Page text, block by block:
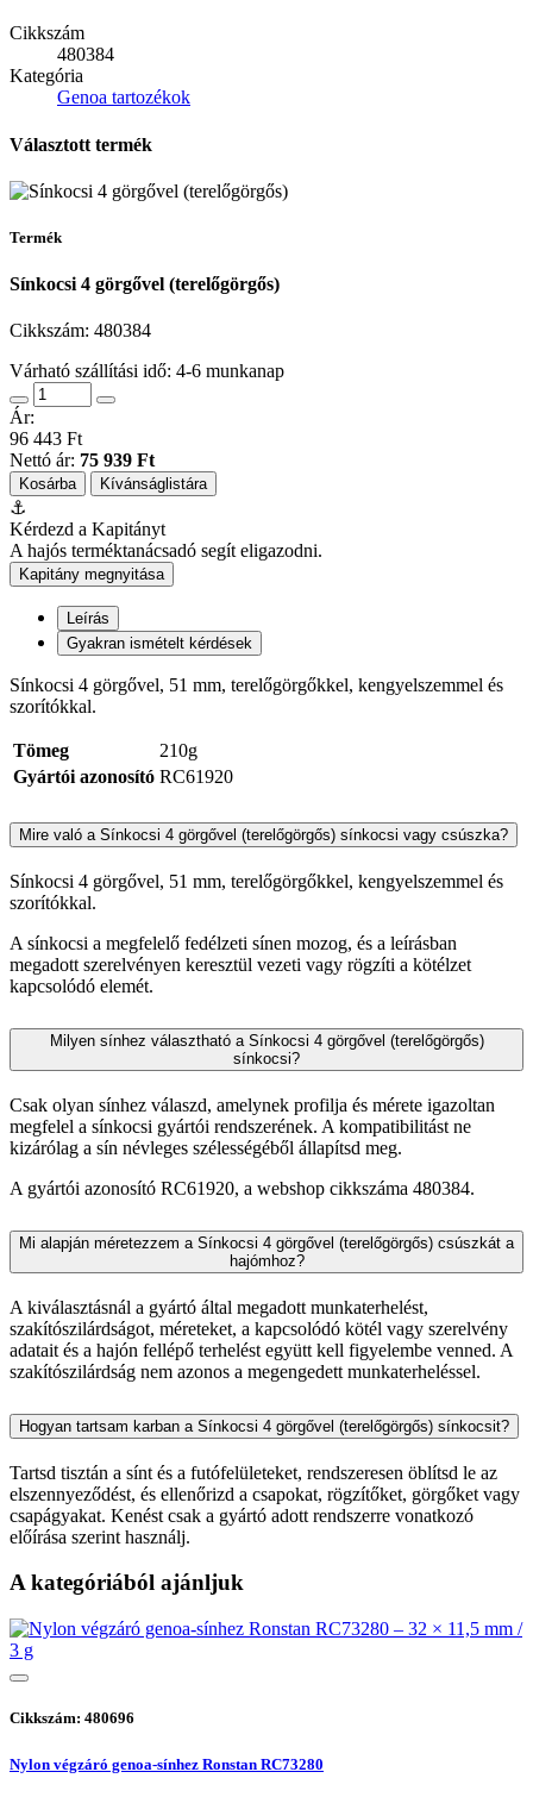
Cikkszám
480384
Kategória
Genoa tartozékok
Választott termék
Termék
Sínkocsi 4 görgővel (terelőgörgős)
Cikkszám: 480384
Várható szállítási idő: 4-6 munkanap
Ár:
96 443 Ft
Nettó ár: 75 939 Ft
Kosárba Kívánságlistára
⚓
Kérdezd a Kapitányt
A hajós terméktanácsadó segít eligazodni.
Kapitány megnyitása
Leírás
Gyakran ismételt kérdések
Sínkocsi 4 görgővel, 51 mm, terelőgörgőkkel, kengyelszemmel és
szorítókkal.
Tömeg
210g
Gyártói azonosító RC61920
Mire való a Sínkocsi 4 görgővel (terelőgörgős) sínkocsi vagy csúszka?
Sínkocsi 4 görgővel, 51 mm, terelőgörgőkkel, kengyelszemmel és
szorítókkal.
A sínkocsi a megfelelő fedélzeti sínen mozog, és a leírásban
megadott szerelvényen keresztül vezeti vagy rögzíti a kötélzet
kapcsolódó elemét.
Milyen sínhez választható a Sínkocsi 4 görgővel (terelőgörgős)
sínkocsi?
Csak olyan sínhez válaszd, amelynek profilja és mérete igazoltan
megfelel a sínkocsi gyártói rendszerének. A kompatibilitást ne
kizárólag a sín névleges szélességéből állapítsd meg.
A gyártói azonosító RC61920, a webshop cikkszáma 480384.
Mi alapján méretezzem a Sínkocsi 4 görgővel (terelőgörgős) csúszkát a
hajómhoz?
A kiválasztásnál a gyártó által megadott munkaterhelést,
szakítószilárdságot, méreteket, a kapcsolódó kötél vagy szerelvény
adatait és a hajón fellépő terhelést együtt kell figyelembe venned. A
szakítószilárdság nem azonos a megengedett munkaterheléssel.
Hogyan tartsam karban a Sínkocsi 4 görgővel (terelőgörgős) sínkocsit?
Tartsd tisztán a sínt és a futófelületeket, rendszeresen öblítsd le az
elszennyeződést, és ellenőrizd a csapokat, rögzítőket, görgőket vagy
csapágyakat. Kenést csak a gyártó adott rendszerre vonatkozó
előírása szerint használj.
A kategóriából ajánljuk
Cikkszám: 480696
Nylon végzáró genoa-sínhez Ronstan RC73280